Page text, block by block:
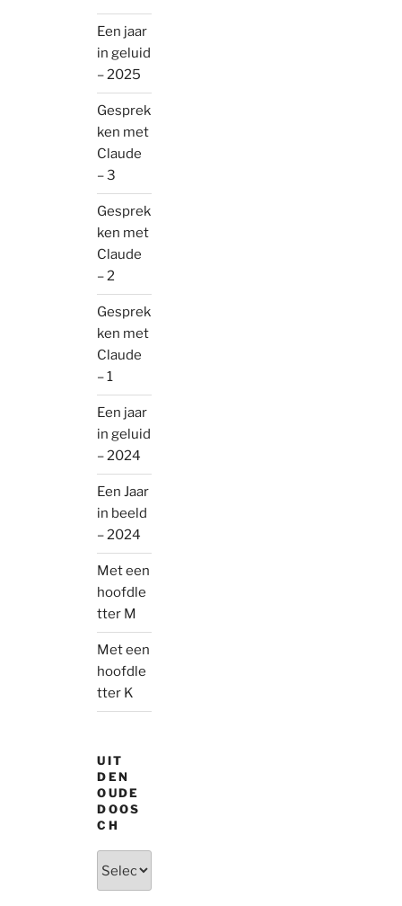
Een jaar
in geluid
– 2025
Gesprek
ken met
Claude
– 3
Gesprek
ken met
Claude
– 2
Gesprek
ken met
Claude
– 1
Een jaar
in geluid
– 2024
Een Jaar
in beeld
– 2024
Met een
hoofdle
tter M
Met een
hoofdle
tter K
UIT
DEN
OUDE
DOOS
CH